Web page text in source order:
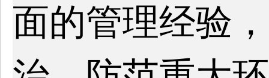
面的管理经验